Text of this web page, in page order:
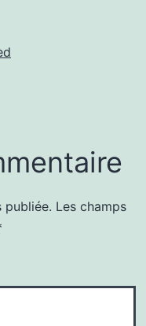
publiée. Les champs